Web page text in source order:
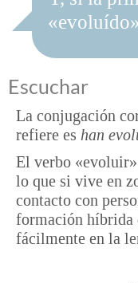
Escuchar
La conjugación
refiere es han
El verbo
lo que si vive en
contacto con
formación híbrida
fácilmente en la